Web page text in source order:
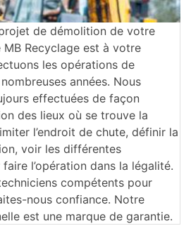
de démolition de votre
Recyclage est à votre
les opérations de
années. Nous
effectuées de façon
des lieux où se trouve la
l’endroit de chute, définir la
voir les différentes
l’opération dans la légalité.
compétents pour
nous confiance. Notre
est une marque de garantie.